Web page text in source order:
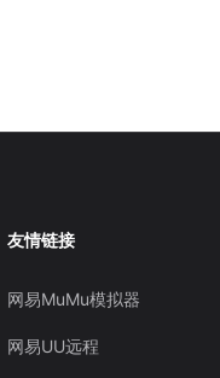
友情链接
网易MuMu模拟器
网易UU远程